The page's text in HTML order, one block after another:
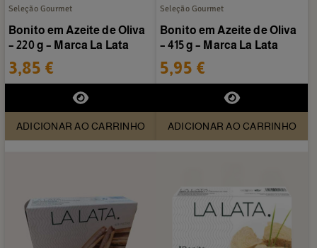
Seleção Gourmet
Bonito em Azeite de Oliva
– 220 g – Marca La Lata
3,85 €
ADICIONAR AO CARRINHO
Seleção Gourmet
Bonito em Azeite de Oliva
– 415 g – Marca La Lata
5,95 €
ADICIONAR AO CARRINHO